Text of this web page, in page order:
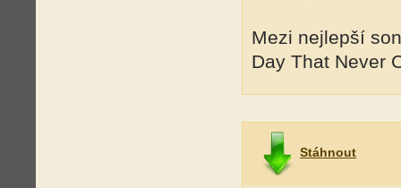
Mezi nejlepší
Day That Never
Stáhnout